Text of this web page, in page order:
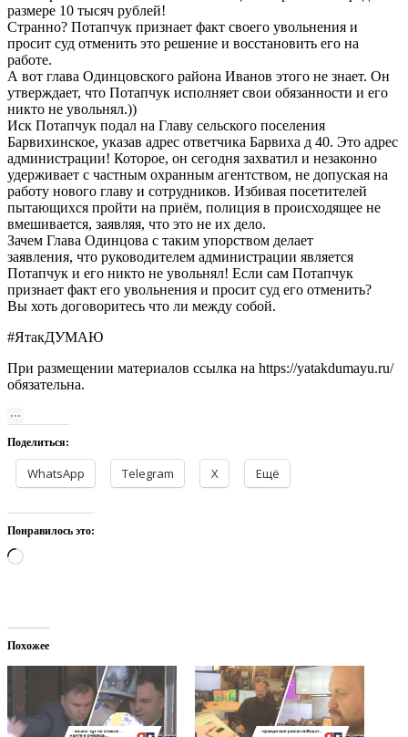
размере 10 тысяч рублей!
Странно? Потапчук признает факт своего увольнения и
просит суд отменить это решение и восстановить его на
работе.
А вот глава Одинцовского района Иванов этого не знает. Он
утверждает, что Потапчук исполняет свои обязанности и его
никто не увольнял.))
Иск Потапчук подал на Главу сельского поселения
Барвихинское, указав адрес ответчика Барвиха д 40. Это адрес
администрации! Которое, он сегодня захватил и незаконно
удерживает с частным охранным агентством, не допуская на
работу нового главу и сотрудников. Избивая посетителей
пытающихся пройти на приём, полиция в происходящее не
вмешивается, заявляя, что это не их дело.
Зачем Глава Одинцова с таким упорством делает
заявления, что руководителем администрации является
Потапчук и его никто не увольнял! Если сам Потапчук
признает факт его увольнения и просит суд его отменить?
Вы хоть договоритесь что ли между собой.
#ЯтакДУМАЮ
При размещении материалов ссылка на https://yatakdumayu.ru/
обязательна.
Поделиться:
WhatsApp Telegram X Ещё
Понравилось это:
Загрузка…
Похожее